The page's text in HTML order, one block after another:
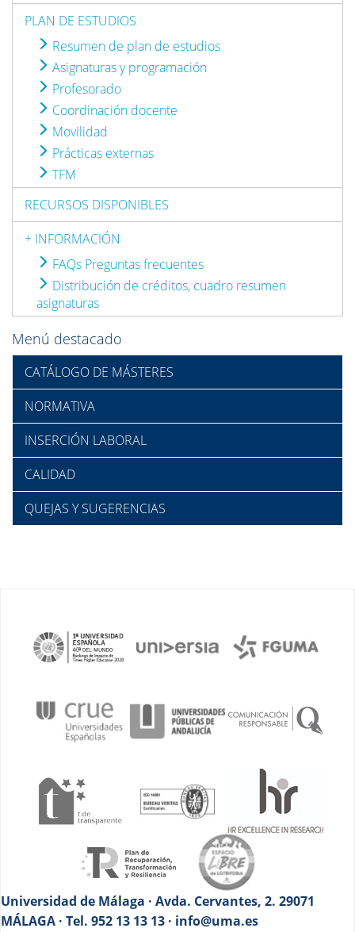
PLAN DE ESTUDIOS
Resumen de plan de estudios
Asignaturas y programación
Profesorado
Coordinación docente
Movilidad
Prácticas externas
TFM
RECURSOS DISPONIBLES
+ INFORMACIÓN
FAQs Preguntas frecuentes
Distribución de créditos, cuadro resumen
asignaturas
Menú destacado
CATÁLOGO DE MÁSTERES
NORMATIVA
INSERCIÓN LABORAL
CALIDAD
QUEJAS Y SUGERENCIAS
Universidad de Málaga · Avda. Cervantes, 2. 29071
MÁLAGA · Tel. 952 13 13 13 · info@uma.es